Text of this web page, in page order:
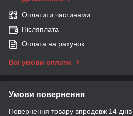
Оплатити частинами
Післяплата
Оплата на рахунок
Всі умови оплати
Умови повернення
Повернення товару впродовж 14